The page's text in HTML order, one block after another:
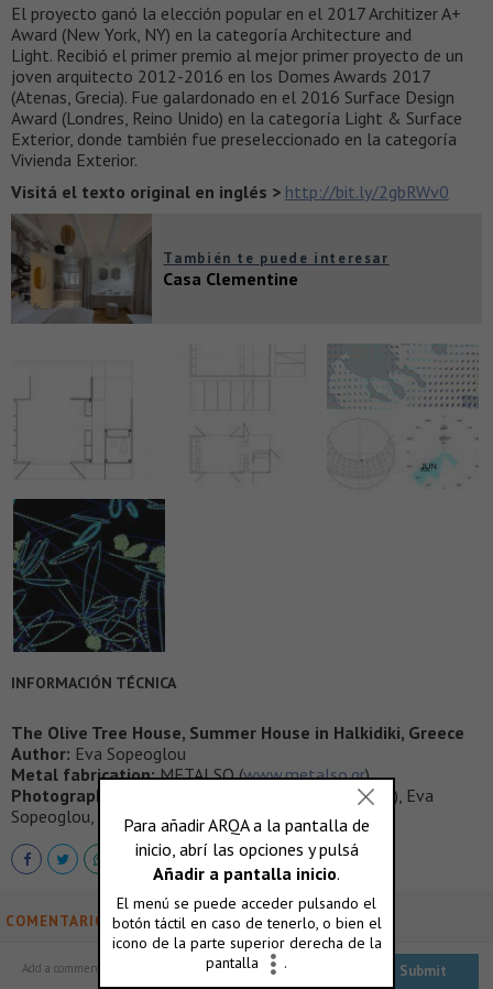
El proyecto ganó la elección popular en el 2017 Architizer A+
Award (New York, NY) en la categoría Architecture and
Light. Recibió el primer premio al mejor primer proyecto de un
joven arquitecto 2012-2016 en los Domes Awards 2017
(Atenas, Grecia). Fue galardonado en el 2016 Surface Design
Award (Londres, Reino Unido) en la categoría Light & Surface
Exterior, donde también fue preseleccionado en la categoría
Vivienda Exterior.
Visitá el texto original en inglés > http://bit.ly/2gbRWv0
También te puede interesar
Casa Clementine
INFORMACIÓN TÉCNICA
The Olive Tree House, Summer House in Halkidiki, Greece
Author: Eva Sopeoglou
Metal fabrication:METALSO (www.metalso.gr)
Photography:
www.marianabisti.com ), Eva
Sopeoglou, Elias Sopeoglou
COMENTARIOS